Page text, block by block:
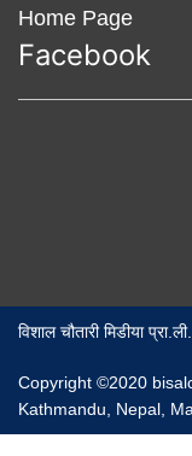
Home Page
Facebook
विशाल चौतारी मिडीया
Copyright ©2020
Kathmandu, Nepal,